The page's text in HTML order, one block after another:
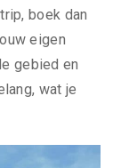
boek dan
eigen
gebied en
wat je